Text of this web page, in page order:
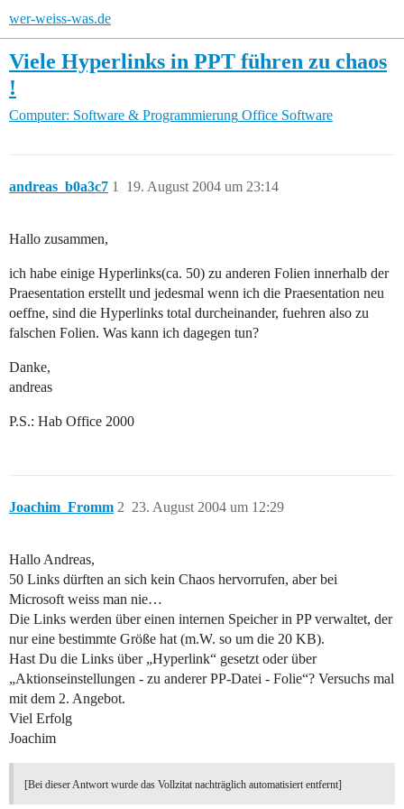
wer-weiss-was.de
Viele Hyperlinks in PPT führen zu chaos
!
Computer: Software & Programmierung Office Software
andreas_b0a3c7 19. August 2004 um 23:14
1
Hallo zusammen,
ich habe einige Hyperlinks(ca. 50) zu anderen Folien innerhalb der
Praesentation erstellt und jedesmal wenn ich die Praesentation neu
oeffne, sind die Hyperlinks total durcheinander, fuehren also zu
falschen Folien. Was kann ich dagegen tun?
Danke,
andreas
P.S.: Hab Office 2000
Joachim_Fromm 23. August 2004 um 12:29
2
Hallo Andreas,
50 Links dürften an sich kein Chaos hervorrufen, aber bei
Microsoft weiss man nie…
Die Links werden über einen internen Speicher in PP verwaltet, der
nur eine bestimmte Größe hat (m.W. so um die 20 KB).
Hast Du die Links über „Hyperlink“ gesetzt oder über
„Aktionseinstellungen - zu anderer PP-Datei - Folie“? Versuchs mal
mit dem 2. Angebot.
Viel Erfolg
Joachim
[Bei dieser Antwort wurde das Vollzitat nachträglich automatisiert entfernt]